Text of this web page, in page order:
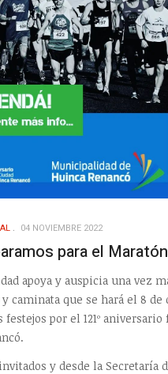
04 NOVIEMBRE 2022
para el
apoya y auspicia una vez
caminata que se hará el 8
festejos por el 121º
y desde la Secretaría